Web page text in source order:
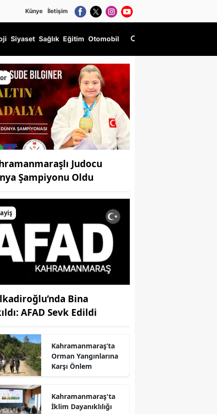
Künye İletişim
Siyaset Sağlık Eğitim Otomobil
Judocu
Şampiyonu Oldu
Bina
AFAD Sevk Edildi
Kahramanmaraş’ta
Orman Yangınlarına
Karşı Önlem
Kahramanmaraş'ta
İklim Dayanıklılığı